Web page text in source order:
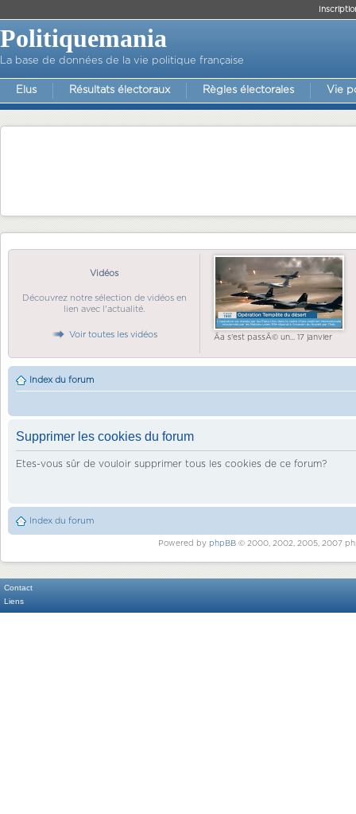
Politiquemania
La base de données de la vie politique française
Elus Résultats électoraux Règles électorales Vie
Vidéos
Découvrez notre sélection de vidéos en
lien avec l'actualité.
Voir toutes les vidéos Ãa s'est passÃ© un... 17 janvier
Index du forum
Supprimer les cookies du forum
Etes-vous sûr de vouloir supprimer tous les cookies de ce forum?
Index du forum
Powered by phpBB© 2000, 2002, 2005, 2007
Contact
Liens